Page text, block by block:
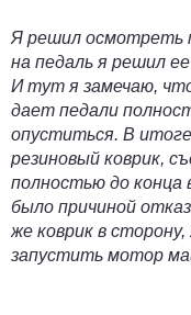
Я решил осмотреть
на педаль я решил
И тут я замечаю,
дает педали
опуститься. В
резиновый коврик,
полностью до конца
было причиной
же коврик в
запустить мотор